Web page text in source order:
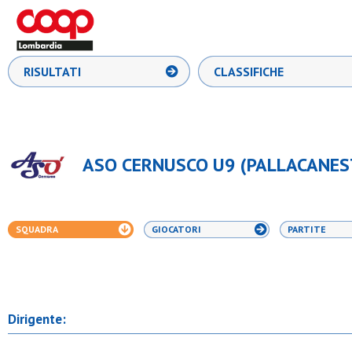
RISULTATI CLASSIFICHE
ASO CERNUSCO U9
SQUADRA GIOCATORI PARTITE
Dirigente: